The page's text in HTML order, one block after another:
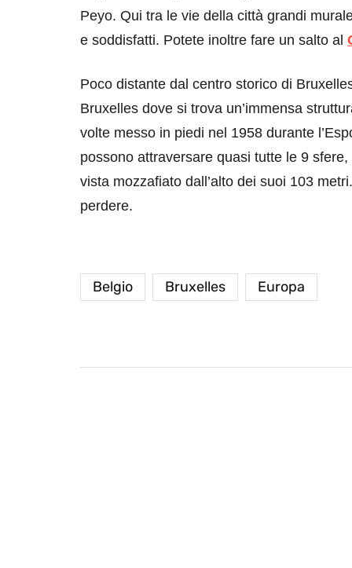
Peyo. Qui tra le vie della città grandi
e soddisfatti. Potete inoltre fare un salto al
Poco distante dal centro storico di
Bruxelles dove si trova un’immensa
volte messo in piedi nel 1958 durante
possono attraversare quasi tutte le 9
vista mozzafiato dall’alto dei suoi 103
perdere.
Belgio Bruxelles Europa